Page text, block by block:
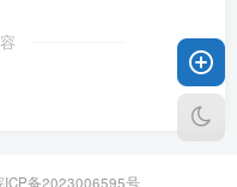
ICP备2023006595号